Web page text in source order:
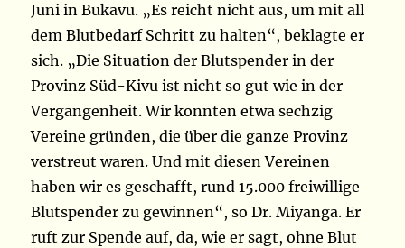
Juni in Bukavu. „Es reicht nicht aus, um mit all
dem Blutbedarf Schritt zu halten“, beklagte er
sich. „Die Situation der Blutspender in der
Provinz Süd-Kivu ist nicht so gut wie in der
Vergangenheit. Wir konnten etwa sechzig
Vereine gründen, die über die ganze Provinz
verstreut waren. Und mit diesen Vereinen
haben wir es geschafft, rund 15.000 freiwillige
Blutspender zu gewinnen“, so Dr. Miyanga. Er
ruft zur Spende auf, da, wie er sagt, ohne Blut